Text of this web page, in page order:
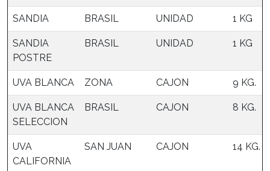
SANDIA BRASIL UNIDAD 1 KG
SANDIA
POSTRE
BRASIL UNIDAD 1 KG
UVA BLANCA ZONA CAJON 9 KG.
UVA BLANCA
SELECCION
BRASIL CAJON 8 KG.
UVA
CALIFORNIA
SAN JUAN CAJON 14 KG.